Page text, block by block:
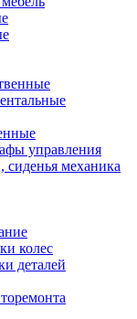
управления
механика
колес
деталей